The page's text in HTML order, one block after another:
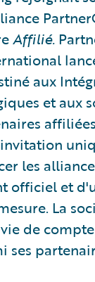
Affilié.
aux
et aux
les
officiel et
La
de
ses